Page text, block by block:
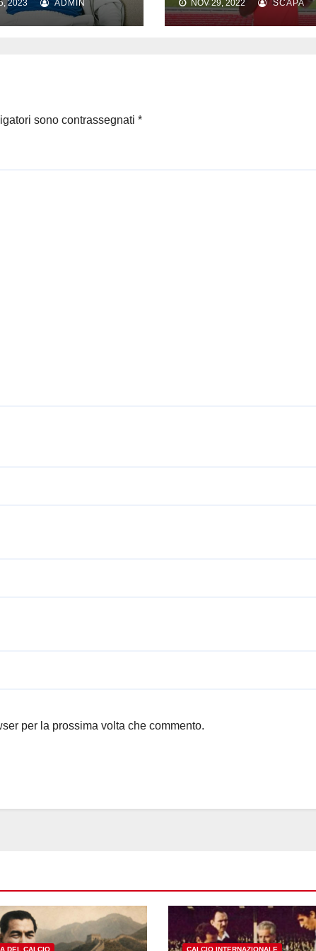
è da
2023 ADMIN
considerato
NOV 29, 2022 SCAPA
sono contrassegnati *
per la prossima volta che commento.
DEL CALCIO CALCIO INTERNAZIONALE